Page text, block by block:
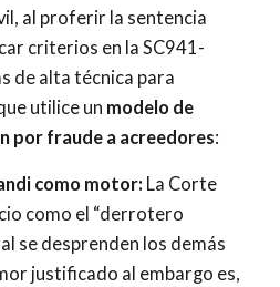
al proferir la sentencia
criterios en la SC941-
de alta técnica para
utilice un modelo de
por fraude a acreedores:
como motor: La Corte
como el “derrotero
se desprenden los demás
justificado al embargo es,